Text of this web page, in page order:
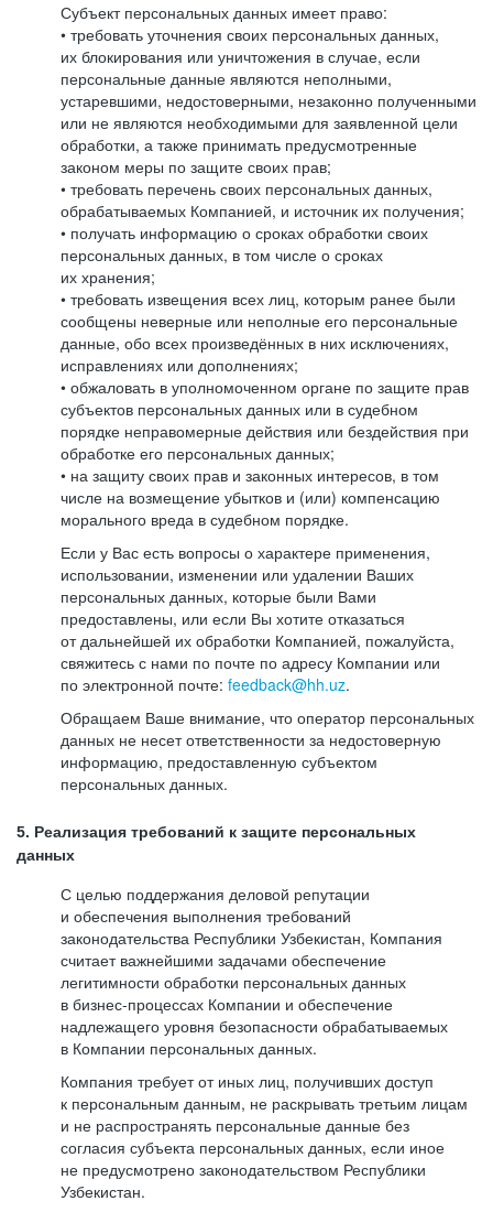
Субъект персональных данных имеет право:
• требовать уточнения своих персональных данных,
их блокирования или уничтожения в случае, если
персональные данные являются неполными,
устаревшими, недостоверными, незаконно полученными
или не являются необходимыми для заявленной цели
обработки, а также принимать предусмотренные
законом меры по защите своих прав;
• требовать перечень своих персональных данных,
обрабатываемых Компанией, и источник их получения;
• получать информацию о сроках обработки своих
персональных данных, в том числе о сроках
их хранения;
• требовать извещения всех лиц, которым ранее были
сообщены неверные или неполные его персональные
данные, обо всех произведённых в них исключениях,
исправлениях или дополнениях;
• обжаловать в уполномоченном органе по защите прав
субъектов персональных данных или в судебном
порядке неправомерные действия или бездействия при
обработке его персональных данных;
• на защиту своих прав и законных интересов, в том
числе на возмещение убытков и (или) компенсацию
морального вреда в судебном порядке.
Если у Вас есть вопросы о характере применения,
использовании, изменении или удалении Ваших
персональных данных, которые были Вами
предоставлены, или если Вы хотите отказаться
от дальнейшей их обработки Компанией, пожалуйста,
свяжитесь с нами по почте по адресу Компании или
по электронной почте: feedback@hh.uz.
Обращаем Ваше внимание, что оператор персональных
данных не несет ответственности за недостоверную
информацию, предоставленную субъектом
персональных данных.
5. Реализация требований к защите персональных
данных
С целью поддержания деловой репутации
и обеспечения выполнения требований
законодательства Республики Узбекистан, Компания
считает важнейшими задачами обеспечение
легитимности обработки персональных данных
в бизнес-процессах Компании и обеспечение
надлежащего уровня безопасности обрабатываемых
в Компании персональных данных.
Компания требует от иных лиц, получивших доступ
к персональным данным, не раскрывать третьим лицам
и не распространять персональные данные без
согласия субъекта персональных данных, если иное
не предусмотрено законодательством Республики
Узбекистан.